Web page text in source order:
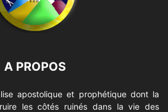
A PROPOS
apostolique et prophétique dont la
les côtés ruinés dans la vie des